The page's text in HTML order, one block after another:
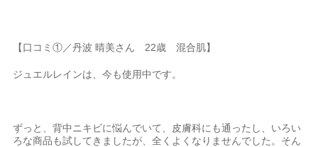
【口コミ①／丹波 晴美さん 22歳 混合肌】
ジュエルレインは、今も使用中です。
ずっと、背中ニキビに悩んでいて、皮膚科にも通ったし、いろい
ろな商品も試してきましたが、全くよくなりませんでした。そん